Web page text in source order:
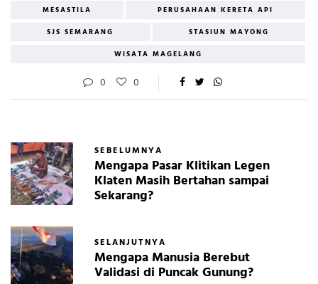
MESASTILA
PERUSAHAAN KERETA API
SJS SEMARANG
STASIUN MAYONG
WISATA MAGELANG
0 0
SEBELUMNYA
Mengapa Pasar Klitikan Legen
Klaten Masih Bertahan sampai
Sekarang?
SELANJUTNYA
Mengapa Manusia Berebut
Validasi di Puncak Gunung?